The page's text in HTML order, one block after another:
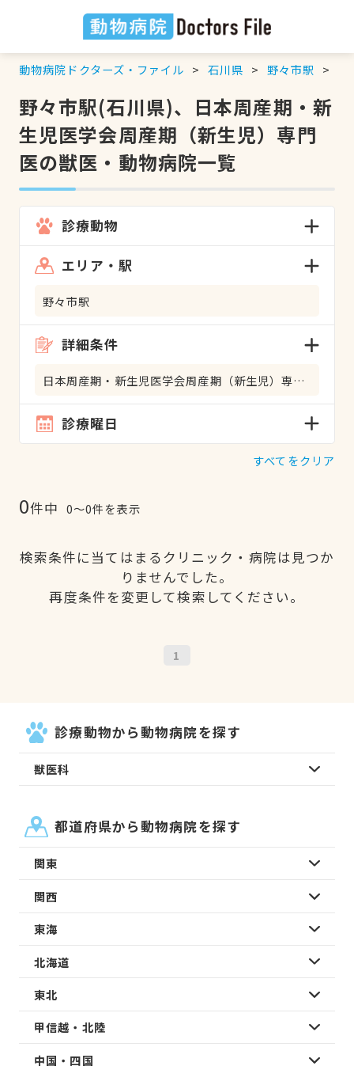
動物病院ドクターズ・ファイル 石川県 野々市駅
野々市駅(石川県)、日本周産期・新
生児医学会周産期（新生児）専門
医の獣医・動物病院一覧
診療動物
エリア・駅
野々市駅
詳細条件
日本周産期・新生児医学会周産期（新生児）専門医
診療曜日
すべてをクリア
0件中 0〜0件を表示
検索条件に当てはまるクリニック・病院は見つか
りませんでした。
再度条件を変更して検索してください。
1
診療動物から動物病院を探す
獣医科
都道府県から動物病院を探す
関東
関西
東海
北海道
東北
甲信越・北陸
中国・四国